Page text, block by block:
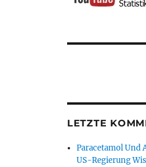
LETZTE
Paracetamol Und
US-Regierung